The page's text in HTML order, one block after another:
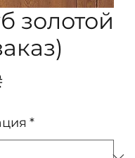
золотой
*